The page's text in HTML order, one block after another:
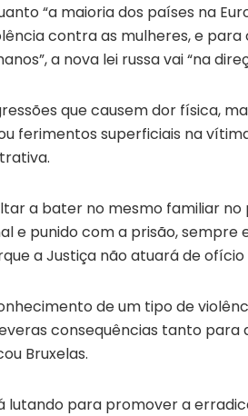
“a maioria dos países na
contra as mulheres, e
a nova lei russa vai “na
que causem dor física,
ferimentos superficiais na
a bater no mesmo familiar
e punido com a prisão, sempre
a Justiça não atuará de ofício
de um tipo de
consequências tanto
Bruxelas.
lutando para promover a